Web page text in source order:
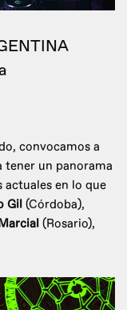
convocamos a
tener un panorama
actuales en lo que
Gil (Córdoba),
(Rosario),